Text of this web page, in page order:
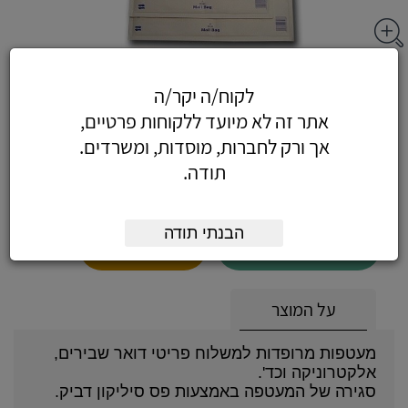
הזמן עכשיו
על המוצר
מעטפות מרופדות למשלוח פריטי דואר שבירים,
אלקטרוניקה וכד'.
סגירה של המעטפה באמצעות פס סיליקון דביק.
לקוח/ה יקר/ה
אתר זה לא מיועד ללקוחות פרטיים,
אך ורק לחברות, מוסדות, ומשרדים.
תודה.
הבנתי תודה